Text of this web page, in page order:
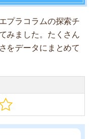
プラコラムの探索チ
みました。たくさん
をデータにまとめて